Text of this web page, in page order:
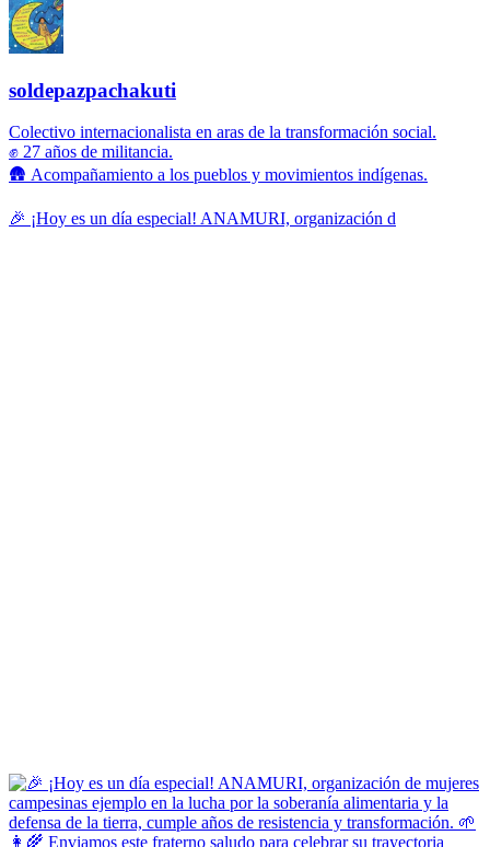
soldepazpachakuti
Colectivo internacionalista en aras de la transformación social.
✊ 27 años de militancia.
🛖 Acompañamiento a los pueblos y movimientos indígenas.
🎉 ¡Hoy es un día especial! ANAMURI, organización d